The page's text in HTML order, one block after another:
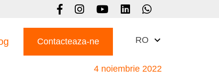
Contacteaza-ne RO
4 noiembrie 2022